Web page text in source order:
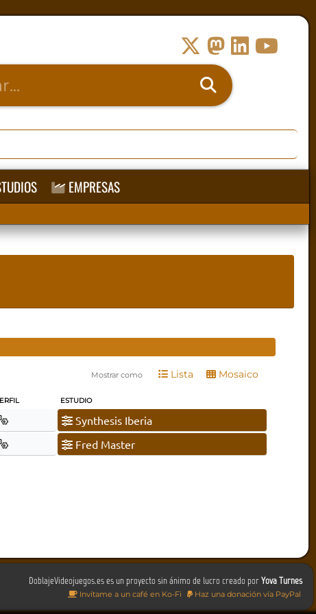
EMPRESAS
Mostrar como Lista Mosaico
ESTUDIO
Synthesis Iberia
Fred Master
DoblajeVideojuegos.es es un proyecto sin ánimo de lucro creado porYova Turnes
Invítame a un café en Ko-Fi Haz una donación vía PayPal